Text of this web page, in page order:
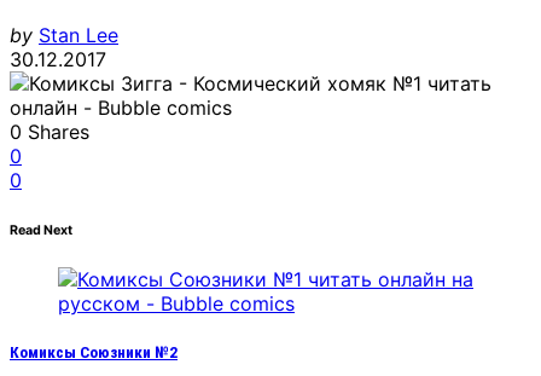
by Stan Lee
30.12.2017
0 Shares
0
0
Read Next
Комиксы Союзники №2